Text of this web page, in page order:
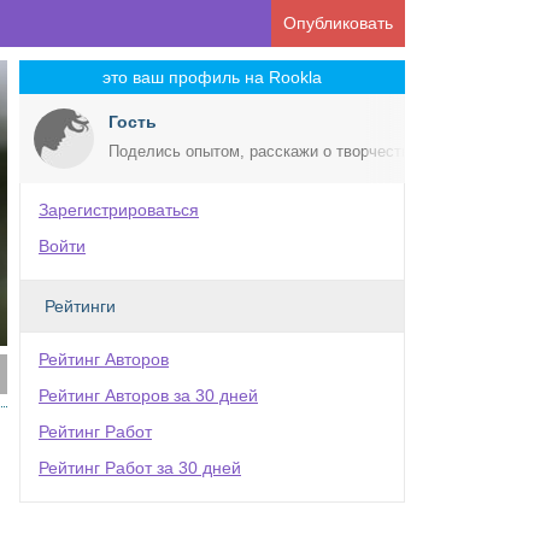
Опубликовать
это ваш профиль на Rookla
Гость
Поделись опытом, расскажи о творчестве!
Зарегистрироваться
Войти
Рейтинги
Рейтинг Авторов
Рейтинг Авторов за 30 дней
Рейтинг Работ
Рейтинг Работ за 30 дней